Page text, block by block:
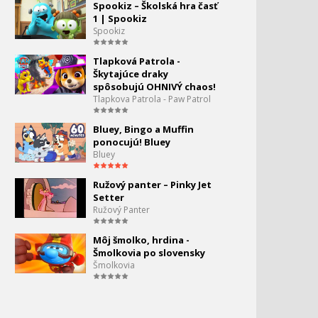
0:30
0:41
62.
Angry Birds Transformers
0:37
63.
Angry Birds Transformers
- Bumblebee
0:50
64.
Angry Birds Transformers
- Galvatron
2:45
65.
Angry Birds Toons II. - 10 -
Zabav prasatá
1:04
66.
Piggy Tales - Domov sladky
domov
Angry Birds - Shakira birds
Spookiz – Školská hra časť
1 | Spookiz
Spookiz
Tlapková Patrola -
Škytajúce draky
spôsobujú OHNIVÝ chaos!
Tlapkova Patrola - Paw Patrol
Bluey, Bingo a Muffin
ponocujú! Bluey
Bluey
Ružový panter – Pinky Jet
Setter
Ružový Panter
Môj šmolko, hrdina -
Šmolkovia po slovensky
Šmolkovia